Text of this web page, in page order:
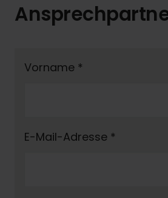
Vorname *
E-Mail-Adresse *